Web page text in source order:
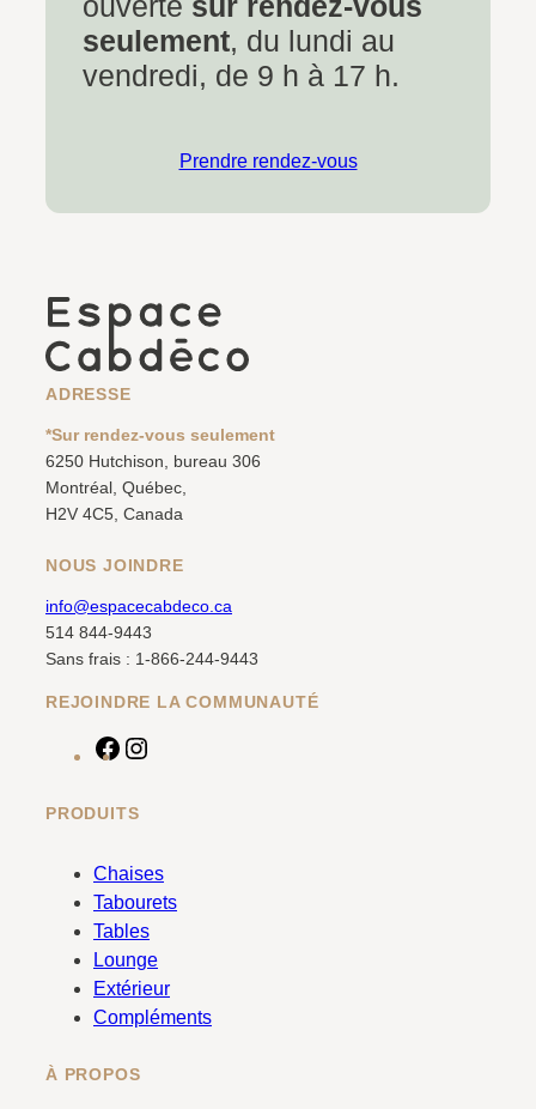
seulement, du lundi au
vendredi, de 9 h à 17 h.
Prendre rendez-vous
ADRESSE
*Sur rendez-vous seulement
6250 Hutchison, bureau 306
Montréal, Québec,
H2V 4C5, Canada
NOUS JOINDRE
info@espacecabdeco.ca
514 844-9443
Sans frais : 1-866-244-9443
REJOINDRE LA COMMUNAUTÉ
F
c
b
o
PRODUITS
Chaises
Tabourets
Tables
Lounge
Extérieur
Compléments
À PROPOS